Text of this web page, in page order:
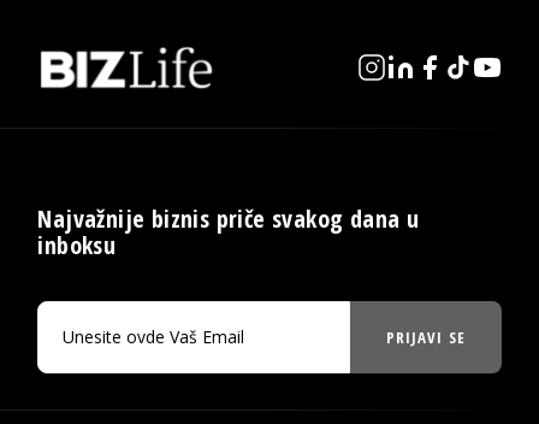
Najvažnije biznis priče svakog dana u
inboksu
PRIJAVI SE